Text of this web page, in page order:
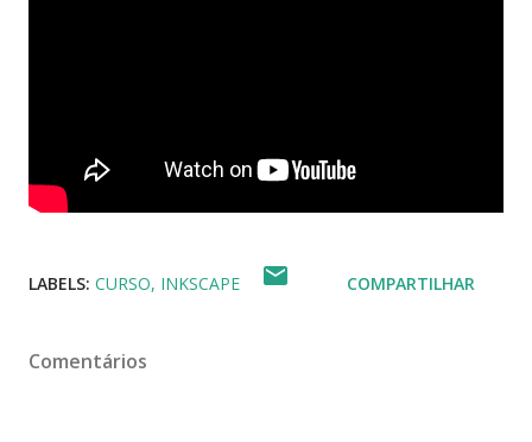
LABELS: CURSO INKSCAPE COMPARTILHAR
Comentários